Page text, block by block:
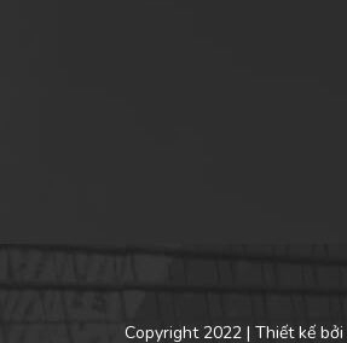
Copyright 2022 | Thiết kế bởi